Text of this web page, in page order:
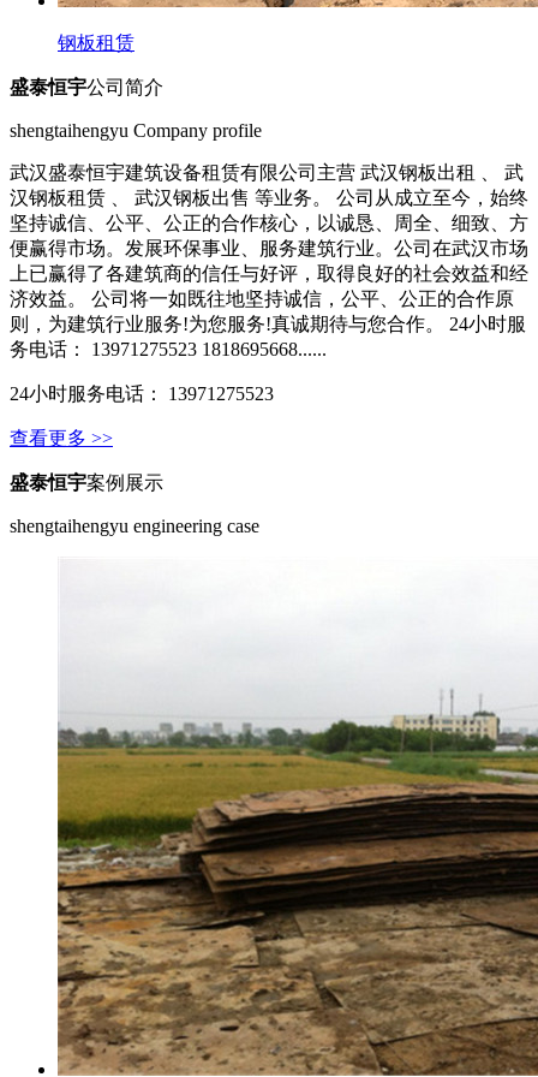
钢板租赁
盛泰恒宇公司简介
shengtaihengyu Company profile
武汉盛泰恒宇建筑设备租赁有限公司主营 武汉钢板出租 、 武
汉钢板租赁 、 武汉钢板出售 等业务。 公司从成立至今，始终
坚持诚信、公平、公正的合作核心，以诚恳、周全、细致、方
便赢得市场。发展环保事业、服务建筑行业。公司在武汉市场
上已赢得了各建筑商的信任与好评，取得良好的社会效益和经
济效益。 公司将一如既往地坚持诚信，公平、公正的合作原
则，为建筑行业服务!为您服务!真诚期待与您合作。 24小时服
务电话： 13971275523 1818695668......
24小时服务电话： 13971275523
查看更多 >>
盛泰恒宇案例展示
shengtaihengyu engineering case